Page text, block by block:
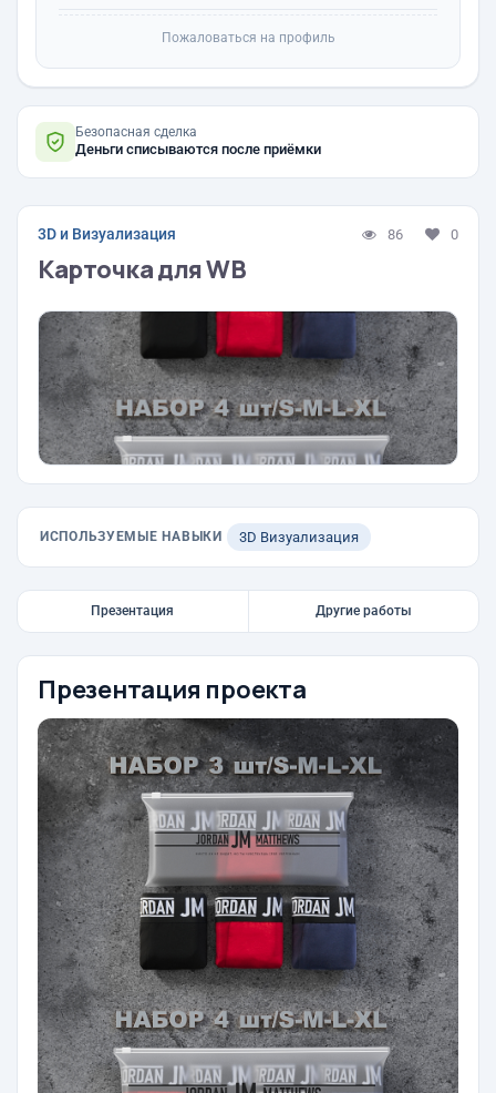
Пожаловаться на профиль
Безопасная сделка
Деньги списываются после приёмки
3D и Визуализация 86 0
Карточка для WB
ИСПОЛЬЗУЕМЫЕ НАВЫКИ 3D Визуализация
Презентация Другие работы
Презентация проекта